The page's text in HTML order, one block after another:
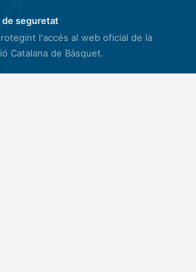
de seguretat
l'accés al web oficial de la
Catalana de Bàsquet.